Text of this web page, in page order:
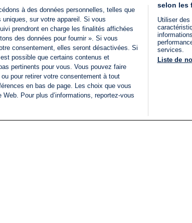
à des données personnelles, telles que
sur votre appareil. Si vous
prendront en charge les finalités affichées
des données pour fournir ». Si vous
consentement, elles seront désactivées. Si
possible que certains contenus et
pertinents pour vous. Vous pouvez faire
pour retirer votre consentement à tout
en bas de page. Les choix que vous
Pour plus d’informations, reportez-vous
selon les
Utiliser
services.
Liste de